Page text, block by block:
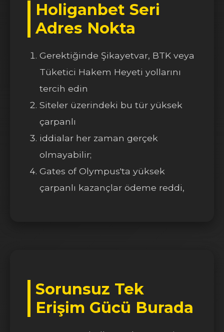
Holiganbet Seri
Adres Nokta
Gerektiğinde Şikayetvar, BTK veya
Tüketici Hakem Heyeti yollarını
tercih edin
Siteler üzerindeki bu tür yüksek
çarpanlı
iddialar her zaman gerçek
olmayabilir;
Gates of Olympus'ta yüksek
çarpanlı kazançlar ödeme reddi,
Sorunsuz Tek
Erişim Gücü Burada